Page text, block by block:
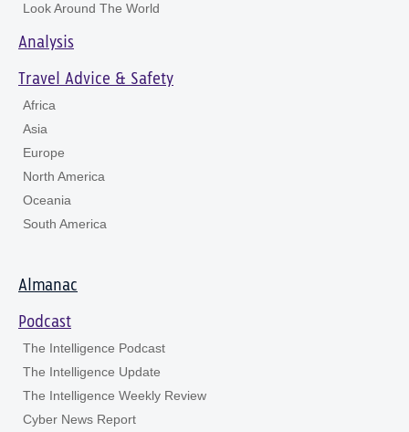
Look Around The World
Analysis
Travel Advice & Safety
Africa
Asia
Europe
North America
Oceania
South America
Almanac
Podcast
The Intelligence Podcast
The Intelligence Update
The Intelligence Weekly Review
Cyber News Report